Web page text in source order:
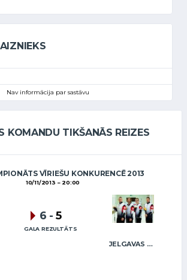
Nav informācija par sastāvu
KOMANDU TIKŠANĀS REIZES
VĪRIEŠU KONKURENCĒ 2013
10/11/2013 20:00
JELGAVAS MAIZNIEKS
6 - 5
GALA REZULTĀTS